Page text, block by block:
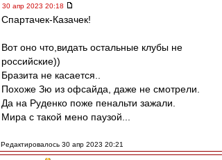
30 апр 2023 20:18
Спартачек-Казачек!
Вот оно что,видать остальные клубы не
российские))
Бразита не касается..
Похоже Зю из офсайда, даже не смотрели.
Да на Руденко поже пенальти зажали.
Мира с такой мено паузой...
Редактировалось 30 апр 2023 20:21